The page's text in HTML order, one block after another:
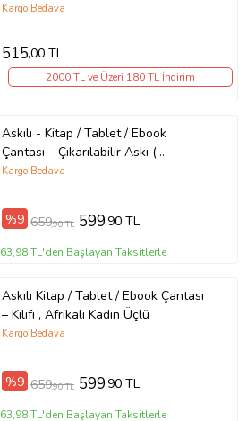
Kargo Bedava
515,00 TL
2000 TL ve Üzeri 180 TL İndirim
Askılı - Kitap / Tablet / Ebook
Çantası – Çıkarılabilir Askı (
Matematik , Formüller )
Kargo Bedava
%9 659,90 TL 599,90 TL
63,98 TL'den Başlayan Taksitlerle
Askılı Kitap / Tablet / Ebook Çantası
– Kılıfı , Afrikalı Kadın Üçlü
Kargo Bedava
%9 659,90 TL 599,90 TL
63,98 TL'den Başlayan Taksitlerle